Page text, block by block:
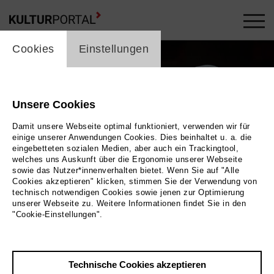
Übersicht
cookie_layer
Cookies Einstellungen
Unsere Cookies
Damit unsere Webseite optimal funktioniert, verwenden wir für
einige unserer Anwendungen Cookies. Dies beinhaltet u. a. die
eingebetteten sozialen Medien, aber auch ein Trackingtool,
welches uns Auskunft über die Ergonomie unserer Webseite
sowie das Nutzer*innenverhalten bietet. Wenn Sie auf "Alle
Cookies akzeptieren" klicken, stimmen Sie der Verwendung von
technisch notwendigen Cookies sowie jenen zur Optimierung
unserer Webseite zu. Weitere Informationen findet Sie in den
"Cookie-Einstellungen".
Technische Cookies akzeptieren